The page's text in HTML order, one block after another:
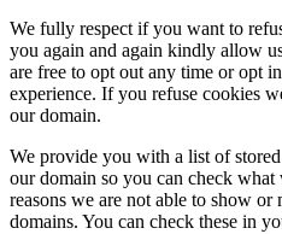
We fully respect if you want to
you again and again kindly allow
are free to opt out any time or opt
experience. If you refuse cookies
our domain.
We provide you with a list of
our domain so you can check
reasons we are not able to show
domains. You can check these in